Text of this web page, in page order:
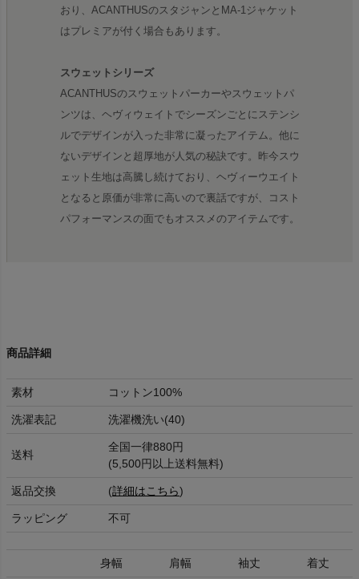
おり、ACANTHUSのスタジャンとMA-1ジャケット
はプレミアが付く場合もあります。
スウェットシリーズ
ACANTHUSのスウェットパーカーやスウェットパ
ンツは、ヘヴィウェイトでシーズンごとにステンシ
ルでデザインが入った非常に凝ったアイテム。他に
ないデザインと超厚地が人気の秘訣です。昨今スウ
ェット生地は高騰し続けており、ヘヴィーウエイト
となると原価が非常に高いので裏話ですが、コスト
パフォーマンスの面でもオススメのアイテムです。
商品詳細
素材 コットン100%
洗濯表記 洗濯機洗い(40)
送料
全国一律880円
(5,500円以上送料無料)
返品交換 (詳細はこちら)
ラッピング 不可
身幅 肩幅 袖丈 着丈